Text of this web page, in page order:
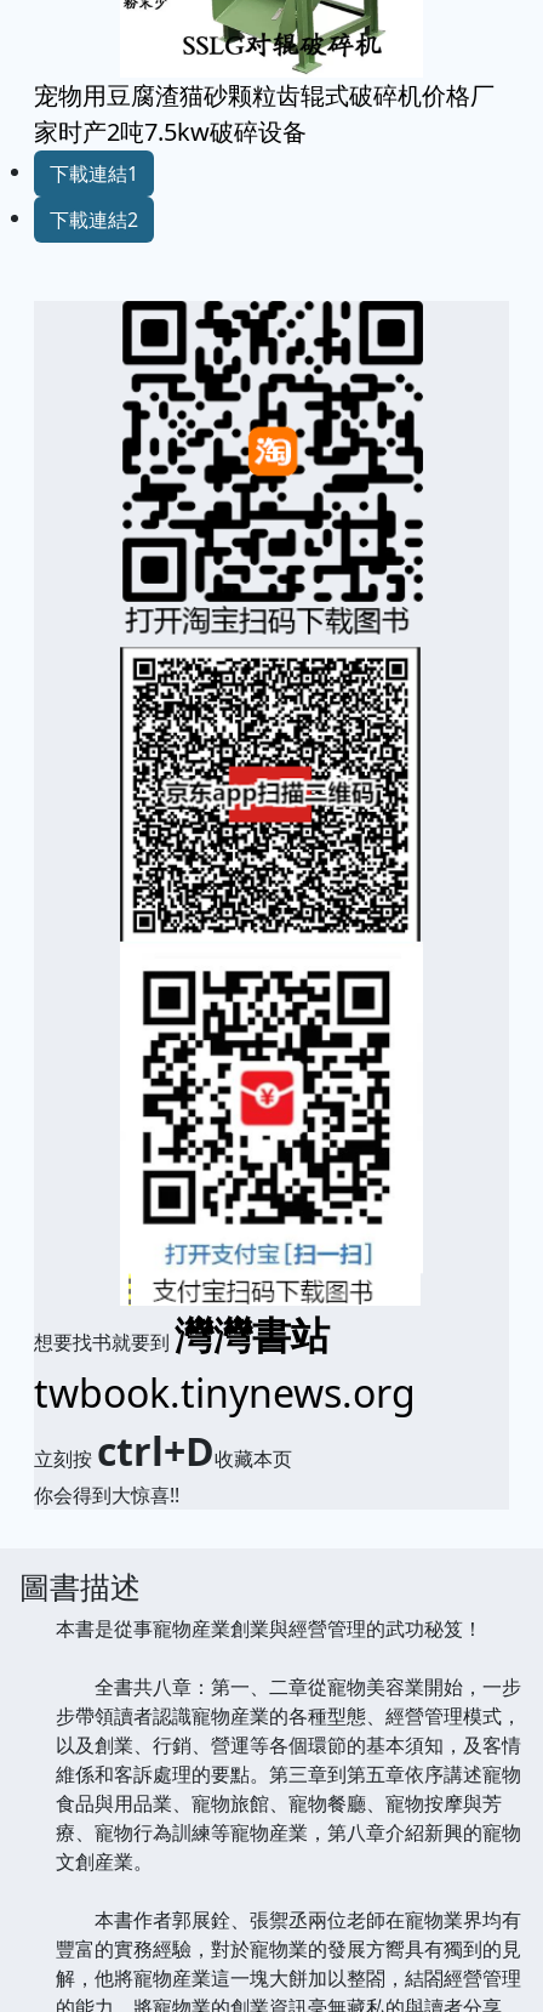
宠物用豆腐渣猫砂颗粒齿辊式破碎机价格厂
家时产2吨7.5kw破碎设备
下載連結1
下載連結2
想要找书就要到 灣灣書站
twbook.tinynews.org
立刻按 ctrl+D收藏本页
你会得到大惊喜!!
圖書描述
本書是從事寵物産業創業與經營管理的武功秘笈！
全書共八章：第一、二章從寵物美容業開始，一步
步帶領讀者認識寵物産業的各種型態、經營管理模式，
以及創業、行銷、營運等各個環節的基本須知，及客情
維係和客訴處理的要點。第三章到第五章依序講述寵物
食品與用品業、寵物旅館、寵物餐廳、寵物按摩與芳
療、寵物行為訓練等寵物産業，第八章介紹新興的寵物
文創産業。
本書作者郭展銓、張禦丞兩位老師在寵物業界均有
豐富的實務經驗，對於寵物業的發展方嚮具有獨到的見
解，他將寵物産業這一塊大餅加以整閤，結閤經營管理